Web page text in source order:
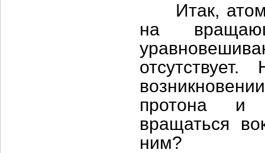
Итак, атом
на
протона и
вращаться
ним?